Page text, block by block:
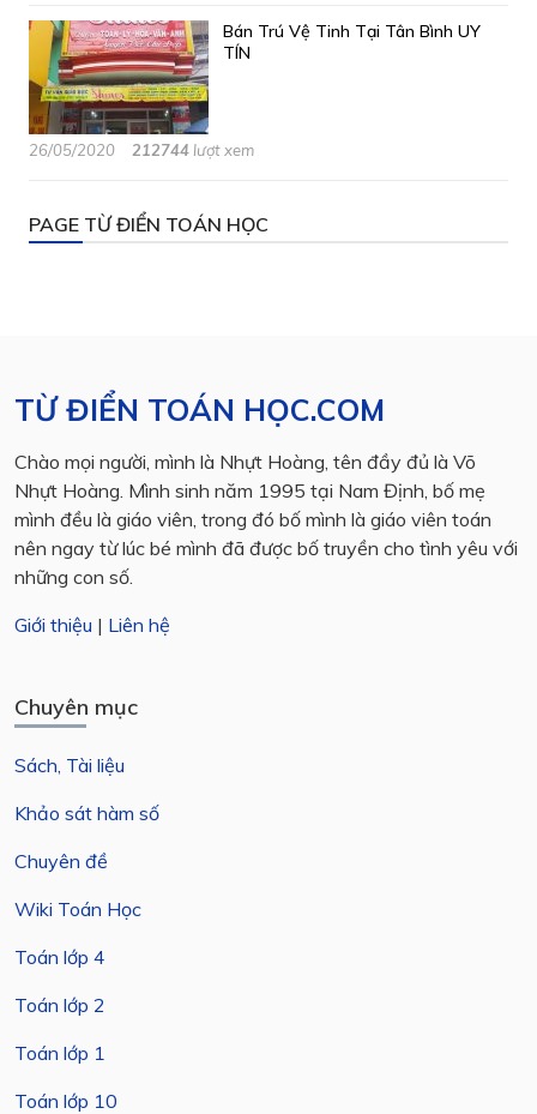
Bán Trú Vệ Tinh Tại Tân Bình UY
TÍN
26/05/2020 212744 lượt xem
PAGE TỪ ĐIỂN TOÁN HỌC
TỪ ĐIỂN TOÁN HỌC.COM
Chào mọi người, mình là Nhựt Hoàng, tên đầy đủ là Võ
Nhựt Hoàng. Mình sinh năm 1995 tại Nam Định, bố mẹ
mình đều là giáo viên, trong đó bố mình là giáo viên toán
nên ngay từ lúc bé mình đã được bố truyền cho tình yêu với
những con số.
Giới thiệu | Liên hệ
Chuyên mục
Sách, Tài liệu
Khảo sát hàm số
Chuyên đề
Wiki Toán Học
Toán lớp 4
Toán lớp 2
Toán lớp 1
Toán lớp 10